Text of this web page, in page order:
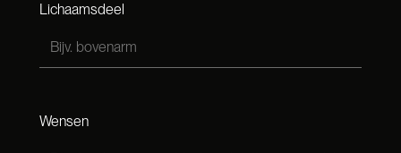
Lichaamsdeel
Wensen